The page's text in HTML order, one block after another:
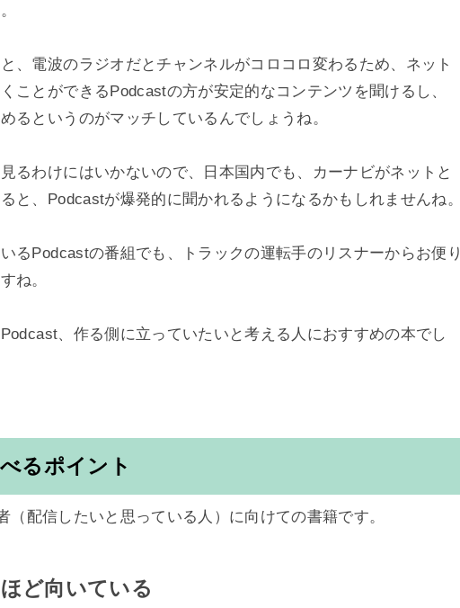
、電波のラジオだとチャンネルがコロコロ変わるため、ネット
ことができるPodcastの方が安定的なコンテンツを聞けるし、
るというのがマッチしているんでしょうね。
るわけにはいかないので、日本国内でも、カーナビがネットと
と、Podcastが爆発的に聞かれるようになるかもしれませんね。
るPodcastの番組でも、トラックの運転手のリスナーからお便り
ね。
、作る側に立っていたいと考える人におすすめの本でし
るポイント
（配信したいと思っている人）に向けての書籍です。
ど向いている